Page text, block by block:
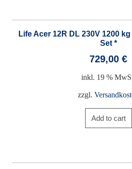
Life Acer 12R DL 230V 1200
Set *
729,00 €
inkl. 19 %
zzgl.
Add to cart